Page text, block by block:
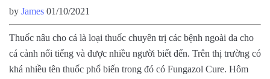
by James 01/10/2021
Thuốc nâu cho cá là loại thuốc chuyên trị các bệnh ngoài da cho
cá cảnh nổi tiếng và được nhiều người biết đến. Trên thị trường có
khá nhiều tên thuốc phổ biến trong đó có Fungazol Cure. Hôm